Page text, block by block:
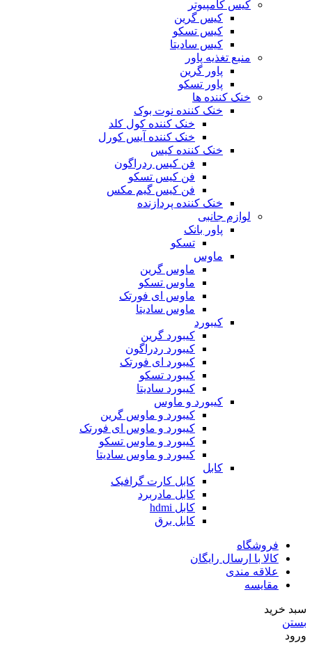
کیس کامپیوتر
کیس گرین
کیس تسکو
کیس سادیتا
منبع تغذیه‌ پاور
پاور گرین
پاور تسکو
خنک کننده ها
خنک کننده نوت بوک
خنک کننده کول کلد
خنک کننده آیس کورل
خنک کننده کیس
فن کیس ردراگون
فن کیس تسکو
فن کیس گیم مکس
خنک کننده پردازنده
لوازم جانبی
پاور بانک
تسکو
ماوس
ماوس گرین
ماوس تسکو
ماوس ای فورتک
ماوس سادیتا
کیبورد
کیبورد گرین
کیبورد ردراگون
کیبورد ای فورتک
کیبورد تسکو
کیبورد سادیتا
کیبورد و ماوس
کیبورد و ماوس گرین
کیبورد و ماوس ای فورتک
کیبورد و ماوس تسکو
کیبورد و ماوس سادیتا
کابل
کابل کارت گرافیک
کابل مادربرد
کابل hdmi
کابل برق
فروشگاه
کالا با ارسال رایگان
علاقه مندی
مقایسه
سبد خرید
بستن
ورود